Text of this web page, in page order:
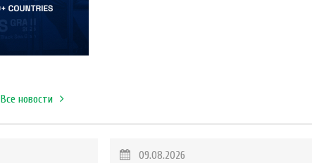
Все новости
09.08.2026